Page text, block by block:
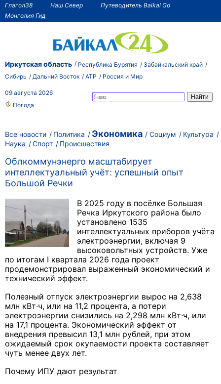
Глагол38 Наш Север
Путеводитель Baikal Go
Монголия Гид
Иркутская область Республика Бурятия
Забайкальский край
Сибирь
Дальний Восток АТР Россия и Мир
09 августа 2026
Погода
Все новости Политика Экономика Социум
Культура
Наука
Спорт Происшествия
Облкоммунэнерго масштабирует
интеллектуальный учёт: успешный опыт
Большой Речки
В 2025 году в посёлке Большая
Речка Иркутского района было
установлено 1535
интеллектуальных приборов учёта
электроэнергии, включая 9
высоковольтных устройств. Уже
по итогам I квартала 2026 года проект
продемонстрировал выраженный экономический и
технический эффект.
Полезный отпуск электроэнергии вырос на 2,638
млн кВт·ч, или на 11,2 процента, а потери
электроэнергии снизились на 2,298 млн кВт·ч, или
на 17,1 процента. Экономический эффект от
внедрения превысил 13,1 млн рублей, при этом
ожидаемый срок окупаемости проекта составляет
чуть менее двух лет.
Почему ИПУ дают результат